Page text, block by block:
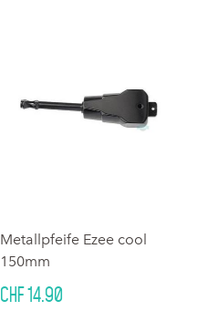
Metallpfeife Ezee cool
150mm
CHF 14.90